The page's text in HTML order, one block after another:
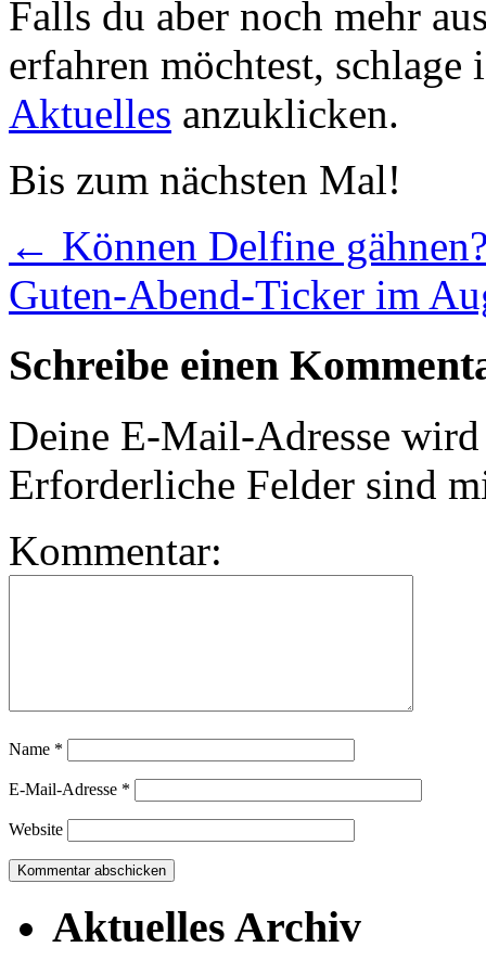
Falls du aber noch mehr
erfahren möchtest,
Aktuelles anzuklicken.
Bis zum nächsten Mal!
← Können Delfine
Guten-Abend-Ticker im
Schreibe einen
Deine E-Mail-Adresse
Erforderliche Felder sind
Kommentar:
Name *
E-Mail-Adresse *
Website
Aktuelles Archiv